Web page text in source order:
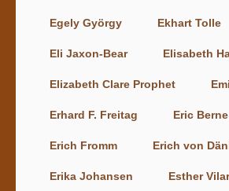
Egely György Ekhart Tolle
Eli Jaxon-Bear Elisabeth
Elizabeth Clare Prophet
Erhard F. Freitag Eric Berne
Erich Fromm Erich von
Erika Johansen Esther